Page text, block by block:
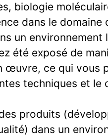
biologie
dans le domaine
un environnement
été exposé de
ce qui vous
techniques et le
produits
dans un